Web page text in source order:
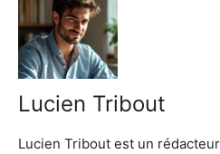
Lucien Tribout
Lucien Tribout est un